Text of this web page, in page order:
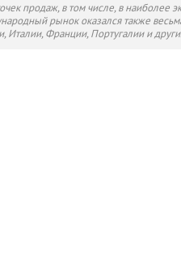
продаж, в том числе, в наиболее
рынок оказался также
Италии, Франции, Португалии и